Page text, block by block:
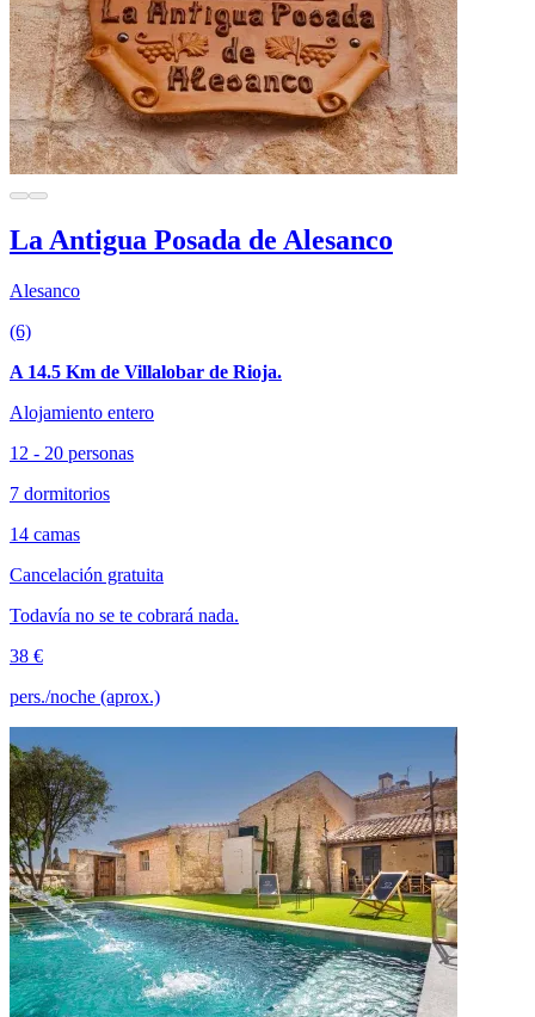
La Antigua Posada de Alesanco
Alesanco
(6)
A 14.5 Km de Villalobar de Rioja.
Alojamiento entero
12 - 20 personas
7 dormitorios
14 camas
Cancelación gratuita
Todavía no se te cobrará nada.
38 €
pers./noche (aprox.)